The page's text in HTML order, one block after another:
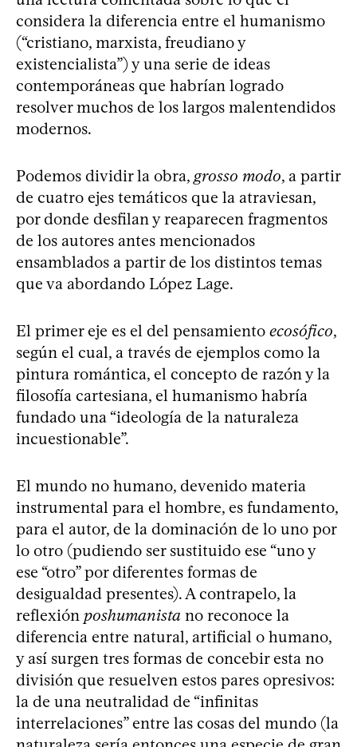
considera la diferencia entre el humanismo
(“cristiano, marxista, freudiano y
existencialista”) y una serie de ideas
contemporáneas que habrían logrado
resolver muchos de los largos malentendidos
modernos.
Podemos dividir la obra, grosso modo, a partir
de cuatro ejes temáticos que la atraviesan,
por donde desfilan y reaparecen fragmentos
de los autores antes mencionados
ensamblados a partir de los distintos temas
que va abordando López Lage.
El primer eje es el del pensamiento ecosófico,
según el cual, a través de ejemplos como la
pintura romántica, el concepto de razón y la
filosofía cartesiana, el humanismo habría
fundado una “ideología de la naturaleza
incuestionable”.
El mundo no humano, devenido materia
instrumental para el hombre, es fundamento,
para el autor, de la dominación de lo uno por
lo otro (pudiendo ser sustituido ese “uno y
ese “otro” por diferentes formas de
desigualdad presentes). A contrapelo, la
reflexión poshumanista no reconoce la
diferencia entre natural, artificial o humano,
y así surgen tres formas de concebir esta no
división que resuelven estos pares opresivos:
la de una neutralidad de “infinitas
interrelaciones” entre las cosas del mundo (la